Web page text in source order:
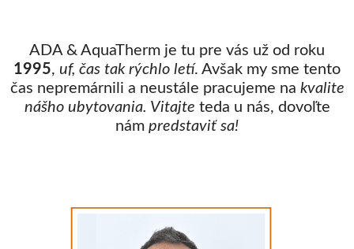
ADA & AquaTherm je tu pre vás už od roku
1995, uf, čas tak rýchlo letí. Avšak my sme tento
čas nepremárnili a neustále pracujeme na kvalite
nášho ubytovania. Vitajte teda u nás, dovoľte
nám predstaviť sa!
Zábavný fakt:Miruško je